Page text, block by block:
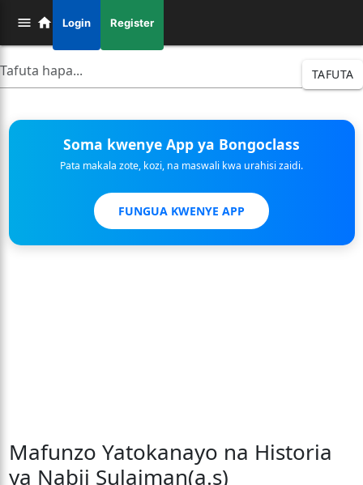
Login Register
TAFUTA
Soma kwenye App ya Bongoclass
Pata makala zote, kozi, na maswali kwa urahisi zaidi.
FUNGUA KWENYE APP
Mafunzo Yatokanayo na Historia
ya Nabii Sulaiman(a.s)